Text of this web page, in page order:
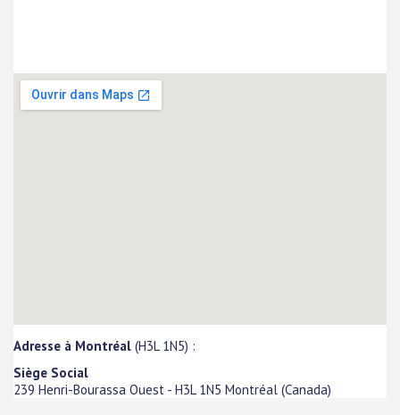
Adresse à Montréal (H3L 1N5) :
Siège Social
239 Henri-Bourassa Ouest - H3L 1N5 Montréal (Canada)